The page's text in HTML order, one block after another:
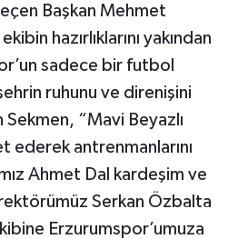
Başkan Mehmet
hazırlıklarını yakından
sadece bir futbol
ruhunu ve direnişini
“Mavi Beyazlı
ederek antrenmanlarını
Ahmet Dal kardeşim ve
Serkan Özbalta
Erzurumspor’umuza